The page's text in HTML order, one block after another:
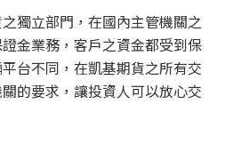
獨立部門，在國內主管機關之
金業務，客戶之資金都受到保
台不同，在凱基期貨之所有交
的要求，讓投資人可以放心交